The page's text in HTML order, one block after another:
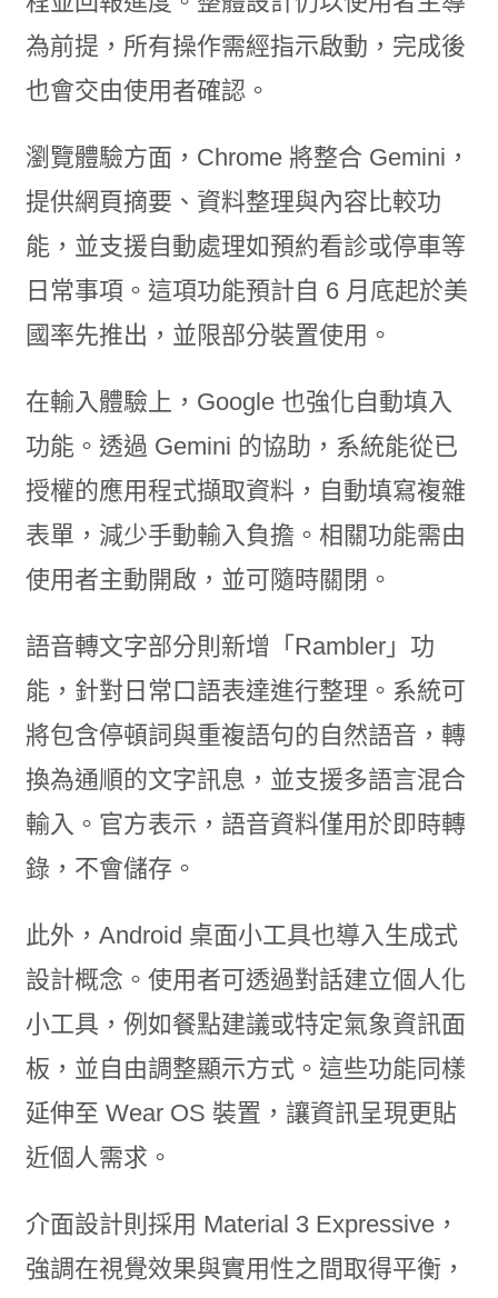
為前提，所有操作需經指示啟動，完成後
也會交由使用者確認。
瀏覽體驗方面，Chrome 將整合 Gemini，
提供網頁摘要、資料整理與內容比較功
能，並支援自動處理如預約看診或停車等
日常事項。這項功能預計自 6 月底起於美
國率先推出，並限部分裝置使用。
在輸入體驗上，Google 也強化自動填入
功能。透過 Gemini 的協助，系統能從已
授權的應用程式擷取資料，自動填寫複雜
表單，減少手動輸入負擔。相關功能需由
使用者主動開啟，並可隨時關閉。
語音轉文字部分則新增「Rambler」功
能，針對日常口語表達進行整理。系統可
將包含停頓詞與重複語句的自然語音，轉
換為通順的文字訊息，並支援多語言混合
輸入。官方表示，語音資料僅用於即時轉
錄，不會儲存。
此外，Android 桌面小工具也導入生成式
設計概念。使用者可透過對話建立個人化
小工具，例如餐點建議或特定氣象資訊面
板，並自由調整顯示方式。這些功能同樣
延伸至 Wear OS 裝置，讓資訊呈現更貼
近個人需求。
介面設計則採用 Material 3 Expressive，
強調在視覺效果與實用性之間取得平衡，